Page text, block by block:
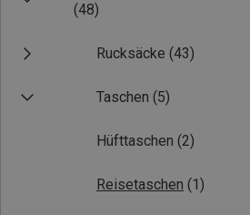
(48)
Rucksäcke (43)
Taschen (5)
Hüfttaschen (2)
Reisetaschen (1)